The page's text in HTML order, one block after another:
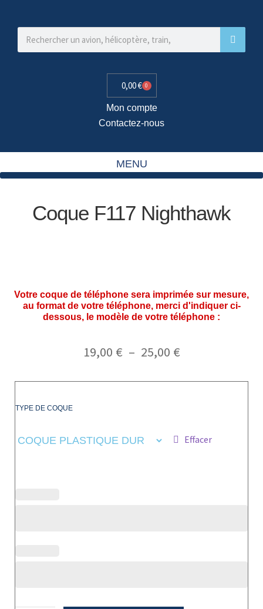
0,00€ 0
Mon compte
Contactez-nous
MENU
Coque F117 Nighthawk
Votre coque de téléphone sera imprimée sur mesure,
au format de votre téléphone, merci d'indiquer ci-
dessous, le modèle de votre téléphone :
19,00 € – 25,00 €
TYPE DE COQUE
Effacer